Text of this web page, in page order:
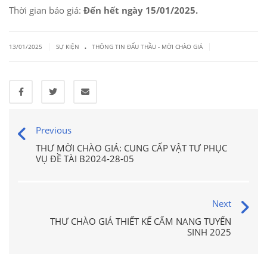
Thời gian báo giá: Đến hết ngày 15/01/2025.
13/01/2025 SỰ KIỆN . THÔNG TIN ĐẤU THẦU - MỜI CHÀO GIÁ
Previous
THƯ MỜI CHÀO GIÁ: CUNG CẤP VẬT TƯ PHỤC
VỤ ĐỀ TÀI B2024-28-05
Next
THƯ CHÀO GIÁ THIẾT KẾ CẨM NANG TUYỂN
SINH 2025